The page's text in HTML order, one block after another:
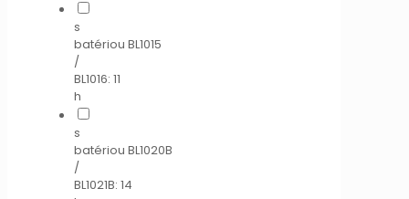
s
batériou BL1015
/
BL1016: 11
h
s
batériou BL1020B
/
BL1021B: 14